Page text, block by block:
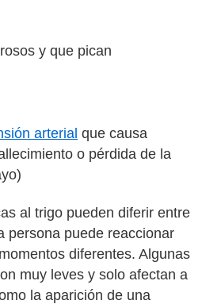
y que pican
arterial que causa
o pérdida de la
al trigo pueden diferir entre
persona puede reaccionar
diferentes. Algunas
muy leves y solo afectan a
la aparición de una